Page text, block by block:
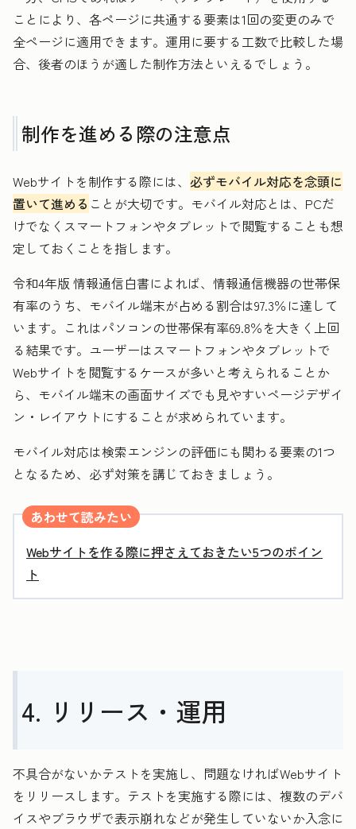
ことにより、各ページに共通する要素は1回の変更のみで
全ページに適用できます。運用に要する工数で比較した場
合、後者のほうが適した制作方法といえるでしょう。
制作を進める際の注意点
Webサイトを制作する際には、 必ずモバイル対応を念頭に
置いて進める ことが大切です。モバイル対応とは、PCだ
けでなくスマートフォンやタブレットで閲覧することも想
定しておくことを指します。
令和4年版 情報通信白書によれば、情報通信機器の世帯保
有率のうち、モバイル端末が占める割合は97.3％に達して
います。これはパソコンの世帯保有率69.8％を大きく上回
る結果です。ユーザーはスマートフォンやタブレットで
Webサイトを閲覧するケースが多いと考えられることか
ら、モバイル端末の画面サイズでも見やすいページデザイ
ン・レイアウトにすることが求められています。
モバイル対応は検索エンジンの評価にも関わる要素の1つ
となるため、必ず対策を講じておきましょう。
あわせて読みたい
Webサイトを作る際に押さえておきたい5つのポイン
ト
4. リリース・運用
不具合がないかテストを実施し、問題なければWebサイト
をリリースします。テストを実施する際には、複数のデバ
イスやブラウザで表示崩れなどが発生していないか入念に